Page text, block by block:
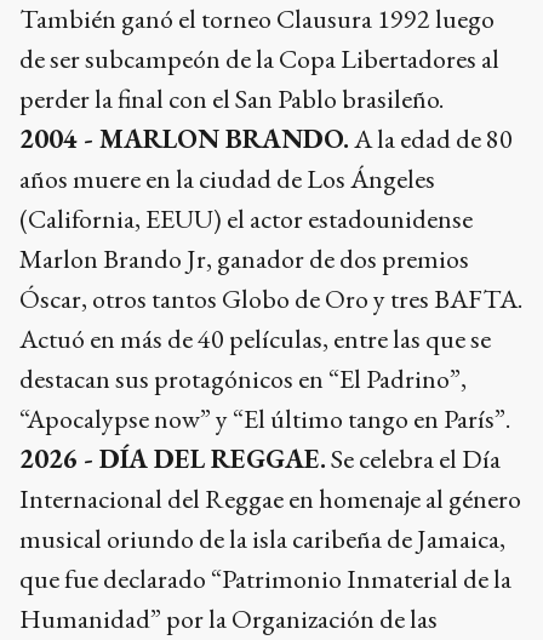
También ganó el torneo Clausura 1992 luego
de ser subcampeón de la Copa Libertadores al
perder la final con el San Pablo brasileño.
2004 - MARLON BRANDO.A la edad de 80
años muere en la ciudad de Los Ángeles
(California, EEUU) el actor estadounidense
Marlon Brando Jr, ganador de dos premios
Óscar, otros tantos Globo de Oro y tres BAFTA.
Actuó en más de 40 películas, entre las que se
destacan sus protagónicos en “El Padrino”,
“Apocalypse now” y “El último tango en París”.
2026 - DÍA DEL REGGAE.Se celebra el Día
Internacional del Reggae en homenaje al género
musical oriundo de la isla caribeña de Jamaica,
que fue declarado “Patrimonio Inmaterial de la
Humanidad” por la Organización de las